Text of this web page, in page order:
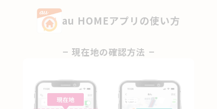
au HOMEアプリの使い方
現在地の確認方法